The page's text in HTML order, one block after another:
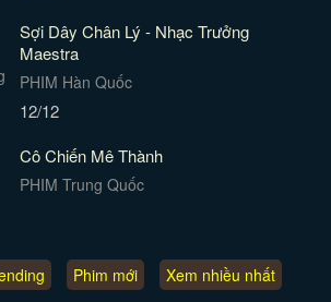
Sợi Dây Chân Lý - Nhạc Trưởng
Maestra
PHIM Hàn Quốc
12/12
Cô Chiến Mê Thành
PHIM Trung Quốc
Phim mới Xem nhiều nhất